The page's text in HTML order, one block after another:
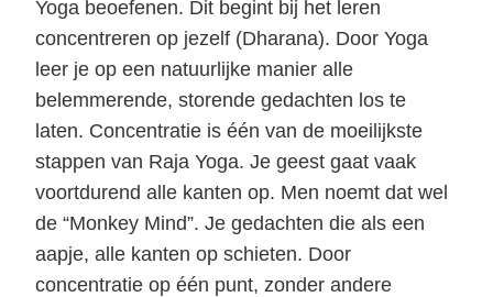
Yoga beoefenen. Dit begint bij het leren
concentreren op jezelf (Dharana). Door Yoga
leer je op een natuurlijke manier alle
belemmerende, storende gedachten los te
laten. Concentratie is één van de moeilijkste
stappen van Raja Yoga. Je geest gaat vaak
voortdurend alle kanten op. Men noemt dat wel
de “Monkey Mind”. Je gedachten die als een
aapje, alle kanten op schieten. Door
concentratie op één punt, zonder andere